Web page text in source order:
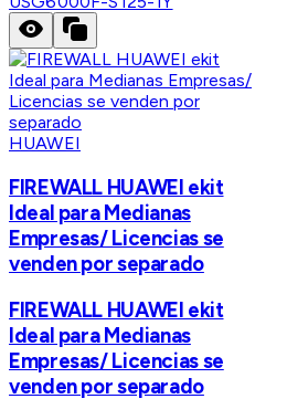
HUAWEI
FIREWALL HUAWEI ekit
Ideal para Medianas
Empresas/ Licencias se
venden por separado
FIREWALL HUAWEI ekit
Ideal para Medianas
Empresas/ Licencias se
venden por separado